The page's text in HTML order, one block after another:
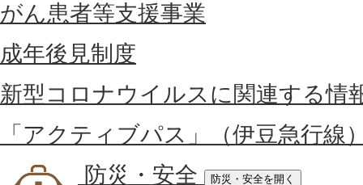
がん患者等支援事業
成年後見制度
新型コロナウイルスに関連する情
「アクティブパス」（伊豆急行線
防災・安全
防災・安全を開く